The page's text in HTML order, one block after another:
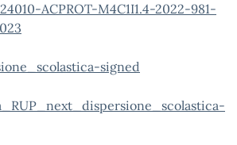
ACPROT-M4C1I1.4-2022-981-
signed